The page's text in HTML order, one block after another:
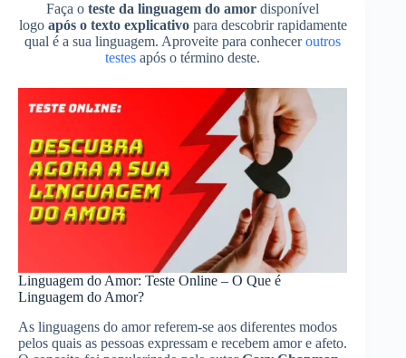
Faça oteste da linguagem do amor disponível
logo após o texto explicativopara descobrir rapidamente
qual é a sua linguagem. Aproveite para conheceroutros
testes após o término deste.
Linguagem do Amor: Teste Online – O Que é
Linguagem do Amor?
As linguagens do amor referem-se aos diferentes modos
pelos quais as pessoas expressam e recebem amor e afeto.